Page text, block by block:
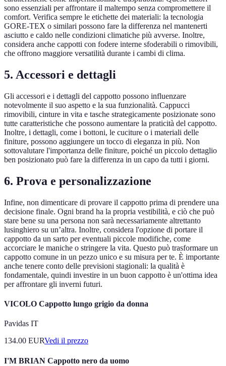
sono essenziali per affrontare il maltempo senza compromettere il
comfort. Verifica sempre le etichette dei materiali: la tecnologia
GORE-TEX o similari possono fare la differenza nel mantenerti
asciutto e caldo nelle condizioni climatiche più avverse. Inoltre,
considera anche cappotti con fodere interne sfoderabili o rimovibili,
che offrono maggiore versatilità durante i cambi di clima.
5. Accessori e dettagli
Gli accessori e i dettagli del cappotto possono influenzare
notevolmente il suo aspetto e la sua funzionalità. Cappucci
rimovibili, cinture in vita e tasche strategicamente posizionate sono
tutte caratteristiche che possono aumentare la praticità del cappotto.
Inoltre, i dettagli, come i bottoni, le cuciture o i materiali delle
finiture, possono aggiungere un tocco di eleganza in più. Non
sottovalutare l'importanza delle finiture, poiché un piccolo dettaglio
ben posizionato può fare la differenza in un capo da tutti i giorni.
6. Prova e personalizzazione
Infine, non dimenticare di provare il cappotto prima di prendere una
decisione finale. Ogni brand ha la propria vestibilità, e ciò che può
stare bene su una persona non sarà necessariamente altrettanto
lusinghiero su un’altra. Inoltre, considera l'opzione di portare il
cappotto da un sarto per eventuali piccole modifiche, come
accorciare le maniche o stringere la vita. Questo può trasformare un
cappotto comune in un pezzo unico e su misura per te. È importante
anche tenere conto delle previsioni stagionali: la qualità è
fondamentale, quindi investire in un buon cappotto è un'ottima idea
per affrontare gli inverni futuri.
VICOLO Cappotto lungo grigio da donna
Pavidas IT
134.00 EURVedi il prezzo
I'M BRIAN Cappotto nero da uomo